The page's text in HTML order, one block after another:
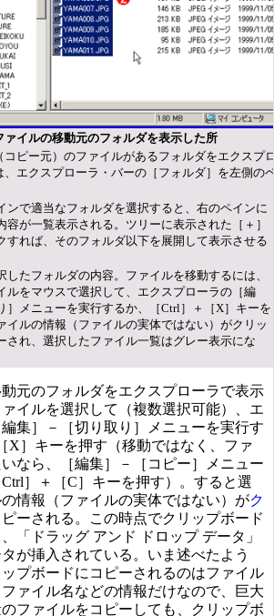
ァイルの移動元のフォルダを表示した所
コピー元）のファイルがあるフォルダをエクスプ
エクスプローラ・バーの［フォルダ］を左側の
ンで適当なフォルダを選択すると、右のペインに
容が一覧表示される。ツリーに表示された［＋］
すれば、そのフォルダ以下を展開して表示させる
したフォルダの内容。ファイルを移動するには、
ルをマウスで選択して、エクスプローラの［編
］メニューを実行するか、［Ctrl］＋［X］キーを
イルの情報（ファイルの実体ではない）がクリッ
され、選択したファイル一覧はグレー表示にな
元のフォルダをエクスプローラで表示
イルを選択して（複数選択可能）、エ
集］－［切り取り］メニューを実行す
X］キーを押す（移動ではなく、ファ
なら、［編集］－［コピー］メニュー
］＋［C］キーを押す）。すると選
情報（ファイルの実体ではない）がク
ーされる。この時点でクリップボード
「ドラッグ アンド ドロップ データ」
が挿入されている。いま述べたよう
プボードにコピーされるのはファイル
ァイル名などの情報だけなので、巨大
ファイルをコピーしても、クリップボ